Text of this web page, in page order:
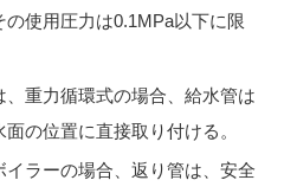
使用圧力は0.1MPa以下に限
重力循環式の場合、給水管は
の位置に直接取り付ける。
ラーの場合、返り管は、安全